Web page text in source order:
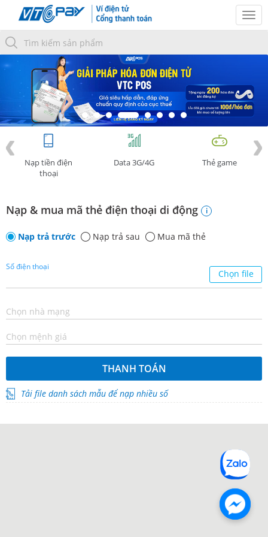
Nạp tiền điện
thoại
Data 3G/4G Thẻ game
Nạp & mua mã thẻ điện thoại di động i
Nạp trả trước Nạp trả sau Mua mã thẻ
Số điện thoại
Chọn file
Chọn nhà mạng
Chọn mệnh giá
THANH TOÁN
Tải file danh sách mẫu để nạp nhiều số